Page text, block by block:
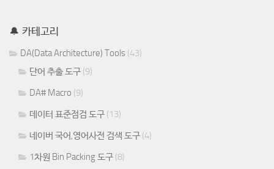
🔔 카테고리
DA(Data Architecture) Tools (43)
단어 추출 도구 (9)
DA# Macro (9)
데이터 표준점검 도구 (13)
네이버 국어,영어사전 검색 도구 (4)
1차원 Bin Packing 도구 (8)